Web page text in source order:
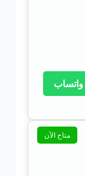
متاح الآن